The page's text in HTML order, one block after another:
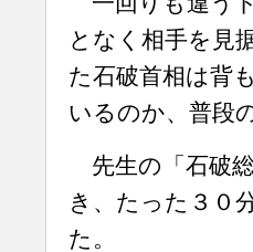
となく相手を見
た石破首相は背
いるのか、普段
先生の「石破
き、たった３０
た。